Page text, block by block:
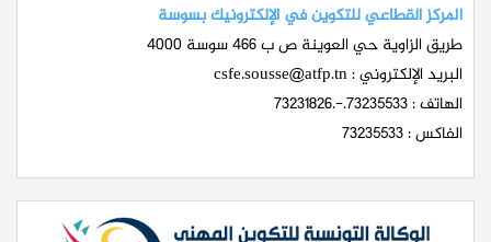
المركز القطاعي للتكوين في الإلكترونيك بسوسة
طريق الزاوية حي العوينة ص ب 466 سوسة 4000
البريد الإلكتروني :csfe.sousse@atfp.tn
الهاتف : 73235533.-.73231826
الفاكس : 73235533